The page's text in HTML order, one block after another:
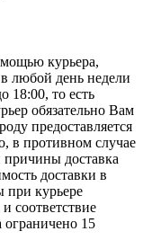
курьера,
любой день недели
18:00, то есть
обязательно Вам
предоставляется
в противном случае
причины доставка
доставки в
при курьере
соответствие
ограничено 15